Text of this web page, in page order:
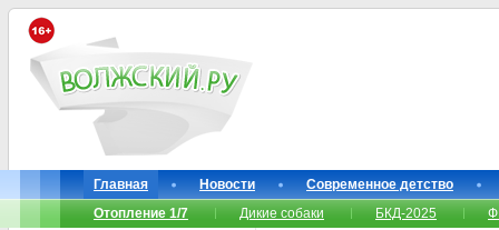
Главная Новости
Современное детство
Отопление 1/7
Дикие собаки БКД-2025